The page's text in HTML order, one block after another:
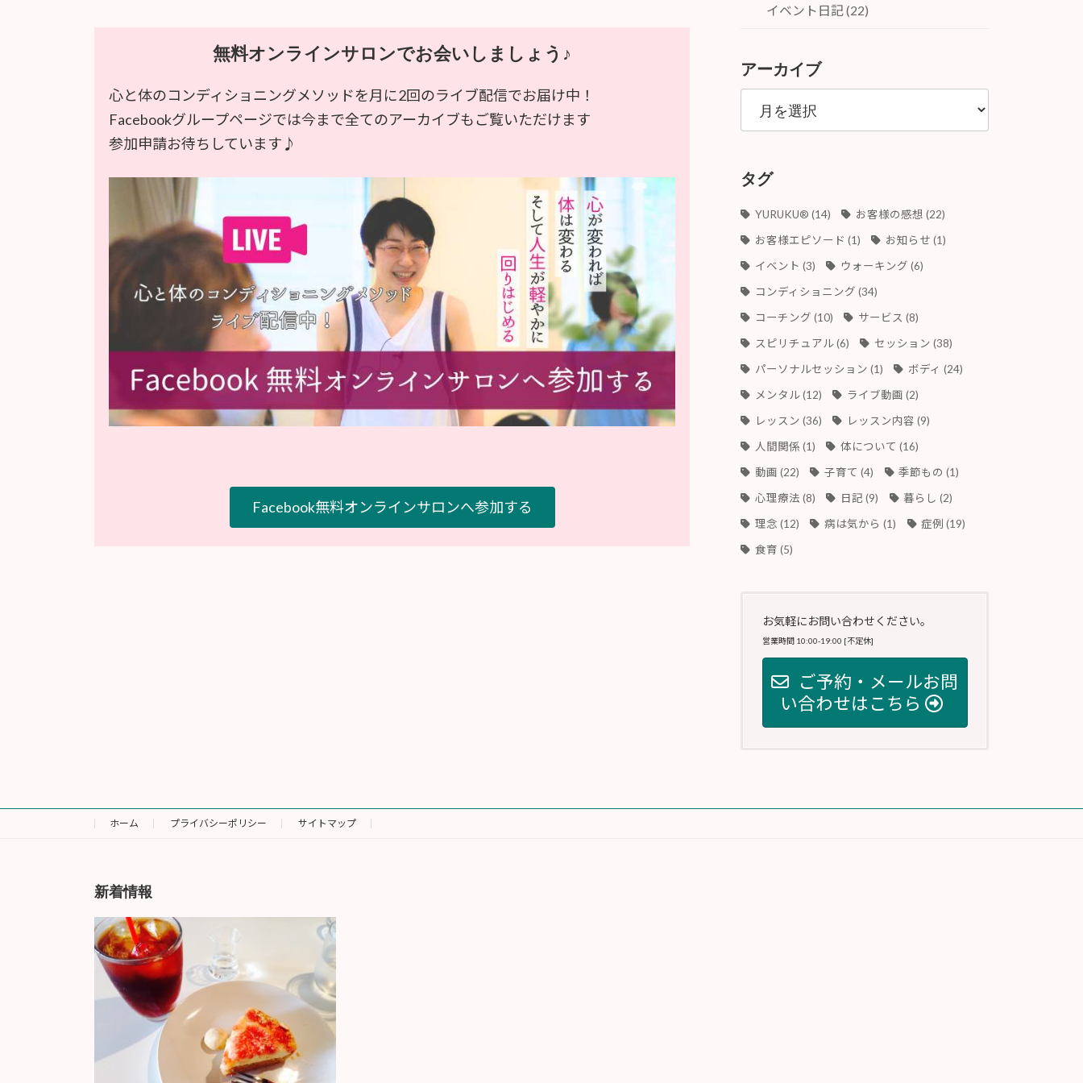
無料オンラインサロンでお会いしましょう♪
心と体のコンディショニングメソッドを月に2回のライブ配信でお届け中！
Facebookグループページでは今まで全てのアーカイブもご覧いただけます
参加申請お待ちしています♪
Facebook無料オンラインサロンへ参加する
イベント日記 (22)
アーカイブ
ア
カ
ブ
タグ
YURUKU®︎ (14) お客様の感想 (22)
お客様エピソード (1) お知らせ (1)
イベント (3) ウォーキング (6)
コンディショニング (34)
コーチング (10) サービス (8)
スピリチュアル(6) セッション (38)
パーソナルセッション (1) ボディ (24)
メンタル(12) ライブ動画 (2)
レッスン (36) レッスン内容 (9)
人間関係 (1) 体について (16)
動画 (22) 子育て (4) 季節もの (1)
心理療法 (8) 日記(9) 暮らし (2)
理念 (12) 病は気から (1) 症例 (19)
食育 (5)
お気軽にお問い合わせください。
営業時間 10:00-19:00 [不定休]
ご予約・メールお問
い合わせはこちら
ホーム プライバシーポリシー サイトマップ
新着情報